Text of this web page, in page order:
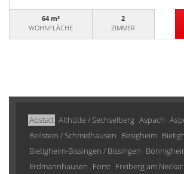
64 m²
WOHNFLÄCHE
2
ZIMMER
Abstatt Althütte / Sechselberg Aspach
Beilstein / Schmidhausen Besigheim
Bietigheim-Bissingen / Bissingen
Erdmannhausen Forst Freiberg am Neckar